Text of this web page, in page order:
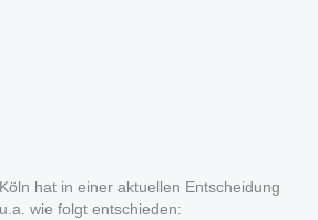
hat in einer aktuellen Entscheidung
wie folgt entschieden: